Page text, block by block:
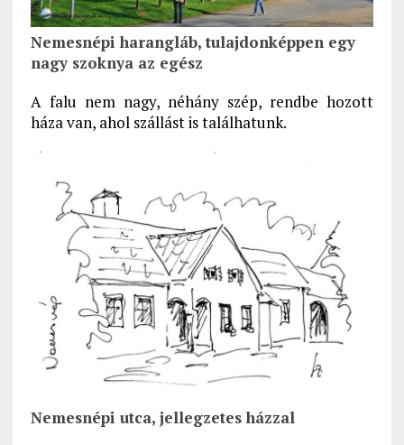
Nemesnépi harangláb, tulajdonképpen egy
nagy szoknya az egész
A falu nem nagy, néhány szép, rendbe hozott
háza van, ahol szállást is találhatunk.
Nemesnépi utca, jellegzetes házzal